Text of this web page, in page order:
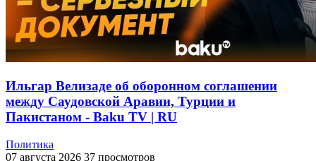
Ильгар Велизаде об оборонном соглашении
между Саудовской Аравии, Турции и
Пакистаном - Baku TV | RU
Политика
07 августа 2026 37 просмотров